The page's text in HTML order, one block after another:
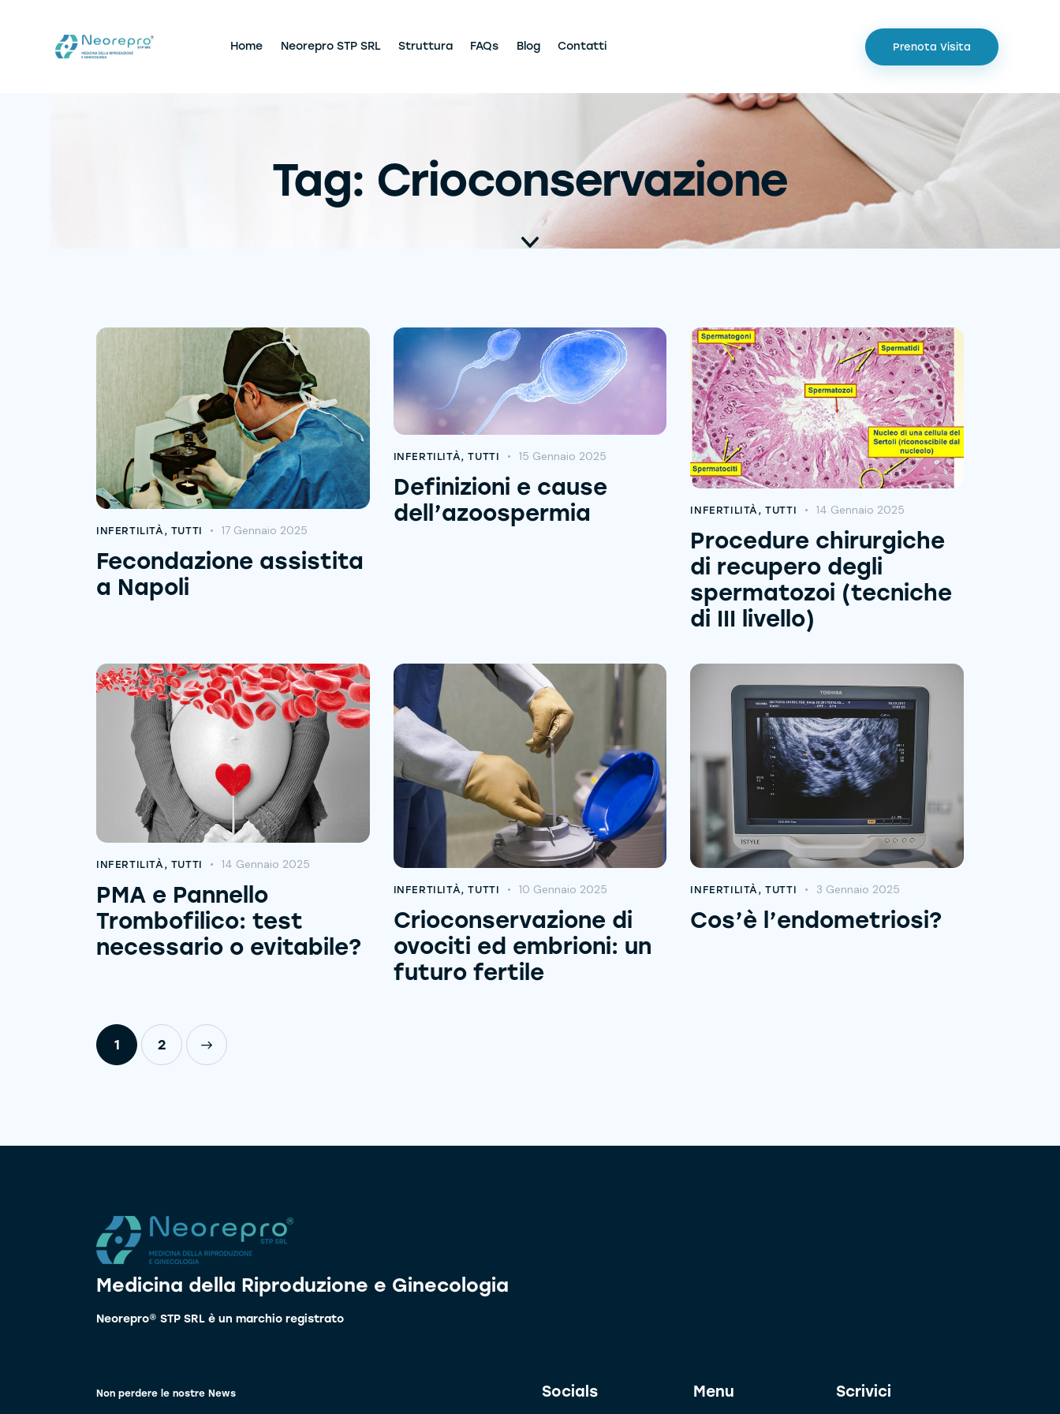
Home Neorepro STP SRL Struttura FAQs Blog Contatti Prenota Visita
Tag: Crioconservazione
INFERTILITÀ, TUTTI 17 Gennaio 2025
Fecondazione assistita
a Napoli
INFERTILITÀ,TUTTI 15 Gennaio 2025
Definizioni e cause
dell’azoospermia
INFERTILITÀ,TUTTI 14 Gennaio 2025
Procedure chirurgiche
di recupero degli
spermatozoi (tecniche
di III livello)
INFERTILITÀ , TUTTI 14 Gennaio 2025
PMA e Pannello
Trombofilico: test
necessario o evitabile?
INFERTILITÀ,TUTTI 10 Gennaio 2025
Crioconservazione di
ovociti ed embrioni: un
futuro fertile
INFERTILITÀ ,TUTTI 3 Gennaio 2025
Cos’è l’endometriosi?
1 2
Medicina della Riproduzione e Ginecologia
Neorepro® STP SRL è un marchio registrato
Non perdere le nostre News Socials Menu Scrivici